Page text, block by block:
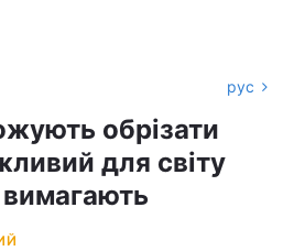
рус
обрізати
для світу